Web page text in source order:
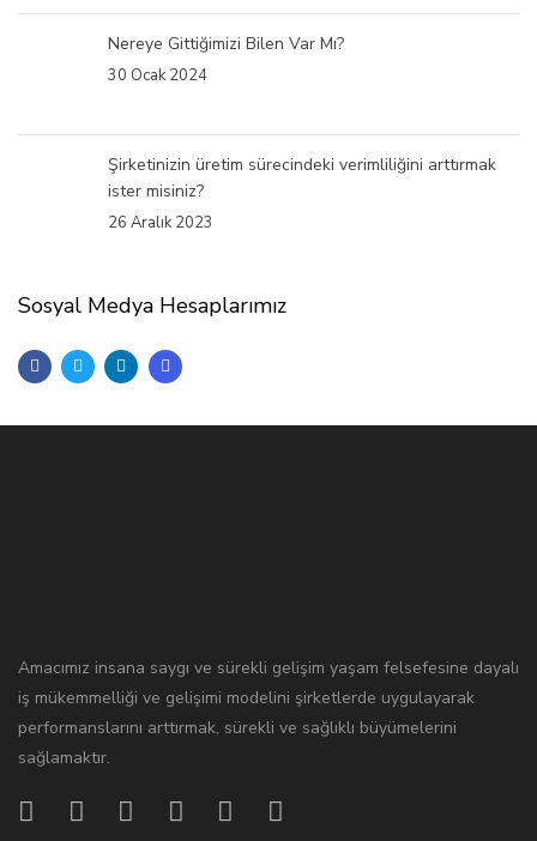
Nereye Gittiğimizi Bilen Var Mı?
30 Ocak 2024
Şirketinizin üretim sürecindeki verimliliğini arttırmak
ister misiniz?
26 Aralık 2023
Sosyal Medya Hesaplarımız
Amacımız insana saygı ve sürekli gelişim yaşam felsefesine dayalı
iş mükemmelliği ve gelişimi modelini şirketlerde uygulayarak
performanslarını arttırmak, sürekli ve sağlıklı büyümelerini
sağlamaktır.